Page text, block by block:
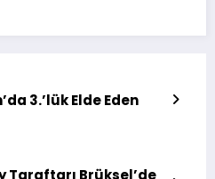
3.’lük Elde Eden